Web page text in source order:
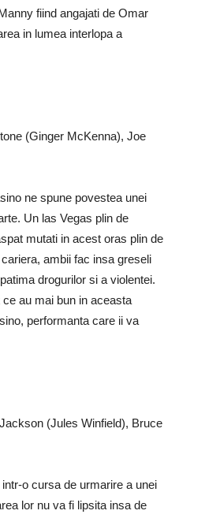
fiind angajati de Omar
in lumea interlopa a
(Ginger McKenna), Joe
ne spune povestea unei
Un las Vegas plin de
mutati in acest oras plin de
ambii fac insa greseli
drogurilor si a violentei.
au mai bun in aceasta
performanta care ii va
(Jules Winfield), Bruce
o cursa de urmarire a unei
lor nu va fi lipsita insa de